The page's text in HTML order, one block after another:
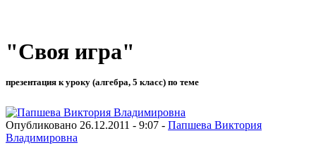
"Своя игра"
презентация к уроку (алгебра, 5 класс) по теме
Опубликовано 26.12.2011 - 9:07 - Папшева Виктория
Владимировна